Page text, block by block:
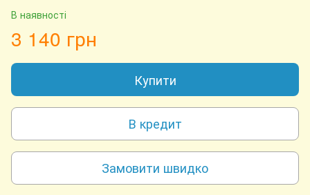
В наявності
3 140 грн
Купити
В кредит
Замовити швидко